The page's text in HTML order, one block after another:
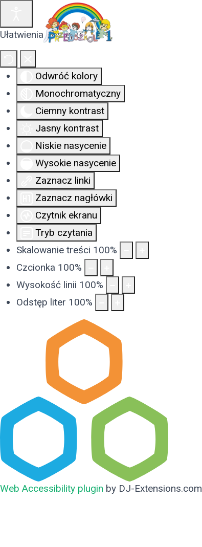
Ułatwienia dostępu
Odwróć kolory
Monochromatyczny
Ciemny kontrast
Jasny kontrast
Niskie nasycenie
Wysokie nasycenie
Zaznacz linki
Zaznacz nagłówki
Czytnik ekranu
Tryb czytania
Skalowanie treści 100%
Czcionka 100%
Wysokość linii 100%
Odstęp liter 100%
Web Accessibility plugin by DJ-Extensions.com